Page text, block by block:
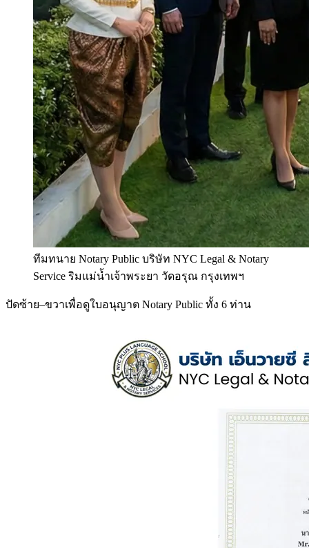
ทีมทนาย Notary Public บริษัท NYC Legal & Notary
Service ริมแม่น้ำเจ้าพระยา วัดอรุณ กรุงเทพฯ
ปัดซ้าย–ขวาเพื่อดูใบอนุญาต Notary Public ทั้ง 6 ท่าน